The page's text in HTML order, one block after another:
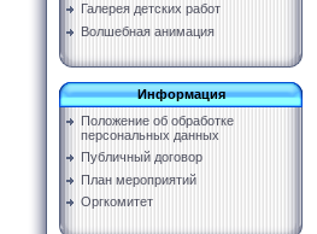
Галерея детских работ
Волшебная анимация
Информация
Положение об обработке
персональных данных
Публичный договор
План мероприятий
Оргкомитет